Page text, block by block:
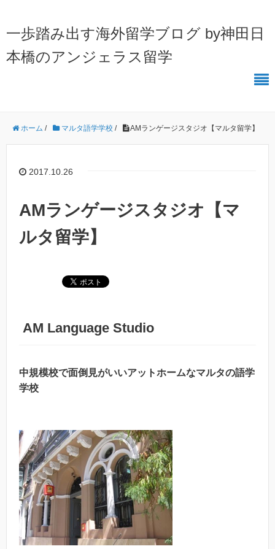
一歩踏み出す海外留学ブログ by神田日
本橋のアンジェラス留学
ホーム / マルタ語学学校 / AMランゲージスタジオ【マルタ留学】
2017.10.26
AMランゲージスタジオ【マ
ルタ留学】
AM Language Studio
中規模校で面倒見がいいアットホームなマルタの語学
学校